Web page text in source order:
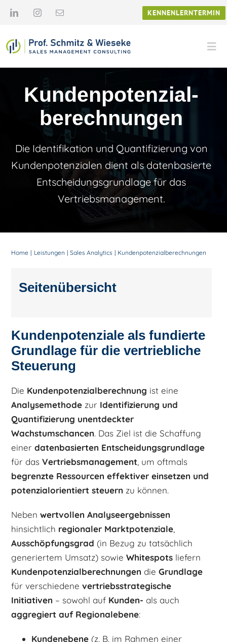
Zum
KENNENLERNTERMIN
Leistungen
News & Know-How
Kundenpotenzial­
berechnungen
Die Identifikation und Quantifizierung von
Kundenpotenzialen dient als datenbasierte
Entscheidungsgrundlage für das
Vertriebsmanagement.
Home Leistungen Sales Analytics Kundenpotenzialberechnungen
Seitenübersicht
Kundenpotenziale als fundierte
Grundlage für die vertriebliche
Steuerung
Die Kundenpotenzialberechnung ist eine
Analysemethode zur Identifizierung und
Quantifizierung unentdeckter
Wachstumschancen. Das Ziel ist die Schaffung
einerdatenbasierten Entscheidungsgrundlage
für dasVertriebsmanagement , um oftmals
begrenzte Ressourcen effektiver einsetzen und
potenzialorientiert steuern zu können.
Nebenwertvollen Analyseergebnissen
hinsichtlich regionaler Marktpotenziale
Ausschöpfungsgrad (in Bezug zu tatsächlich
generiertem Umsatz) sowieWhitespots liefern
KundenpotenzialberechnungendieGrundlage
für verschiedenevertriebsstrategische
Initiativen – sowohl auf Kunden- als auch
aggregiert auf Regionalebene:
Kundenebene (z. B. im Rahmen einer